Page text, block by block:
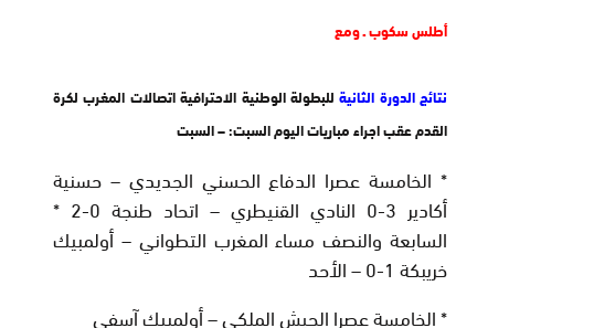
أطلس سكوب ـ ومع
نتائج الدورة الثانيةللبطولة الوطنية الاحترافية اتصالات المغرب لكرة
القدم عقب اجراء مباريات اليوم السبت: – السبت
* الخامسة عصرا الدفاع الحسني الجديدي – حسنية
أكادير 3-0 النادي القنيطري – اتحاد طنجة 0-2 *
السابعة والنصف مساء المغرب التطواني – أولمبيك
خريبكة 1-0 – الأحد
* الخامسة عصرا الجيش الملكي – أولمبيك آسفي